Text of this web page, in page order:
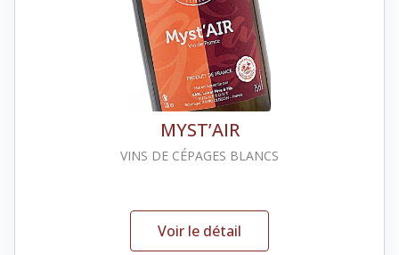
MYST’AIR
VINS DE CÉPAGES BLANCS
Voir le détail